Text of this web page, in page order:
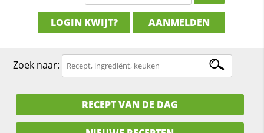
LOGIN KWIJT? AANMELDEN
Zoek naar:
RECEPT VAN DE DAG